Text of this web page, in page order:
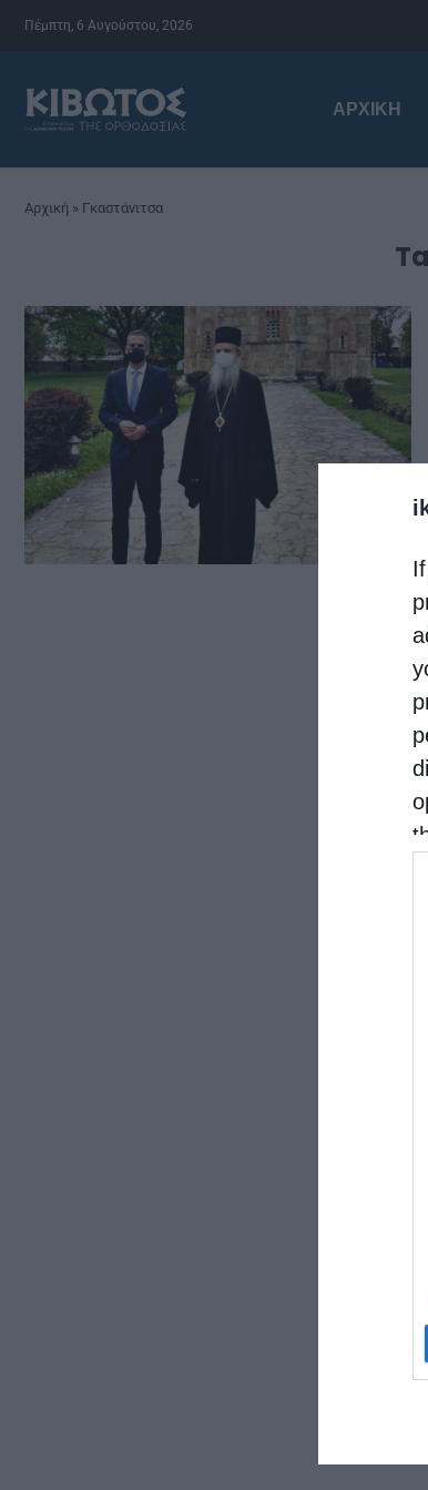
Πέμπτη, 6 Αυγούστου, 2026
ΑΡΧΙΚΉ
Αρχική » Γκαστάνιτσα